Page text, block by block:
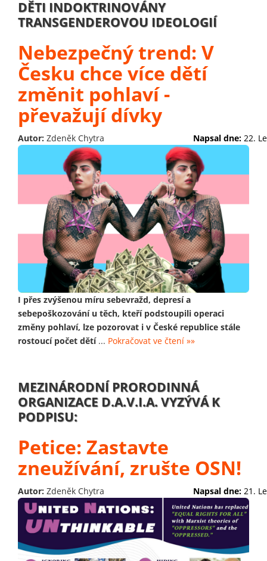
DĚTI INDOKTRINOVÁNY
TRANSGENDEROVOU IDEOLOGIÍ
Nebezpečný trend: V
Česku chce více dětí
změnit pohlaví -
převažují dívky
Autor: Zdeněk Chytra Napsal dne: 22.
I přes zvýšenou míru sebevražd, depresí a
sebepoškozování u těch, kteří podstoupili operaci
změny pohlaví, lze pozorovat i v České republice stále
rostoucí počet dětí... Pokračovat ve čtení »»
MEZINÁRODNÍ PRORODINNÁ
ORGANIZACE D.A.V.I.A. VYZÝVÁ K
PODPISU:
Petice: Zastavte
zneužívání, zrušte OSN!
Autor: Zdeněk Chytra Napsal dne: 21.